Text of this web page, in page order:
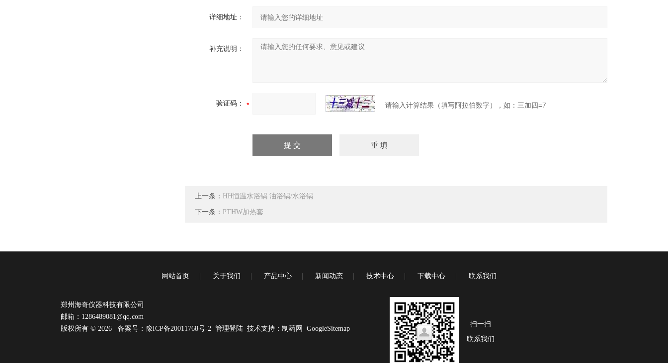
详细地址：
补充说明：
验证码： 请输入计算结果（填写阿拉伯数字），如：三加四=7
上一条： HH恒温水浴锅 油浴锅/水浴锅
下一条： PTHW加热套
网站首页 关于我们 产品中心 新闻动态 技术中心 下载中心 联系我们
郑州海奇仪器科技有限公司
邮箱： 1286489081@qq.com
版权所有 © 2026 备案号：豫ICP备20011768号-2 管理登陆 技术支持： 制药网 GoogleSitemap
扫一扫
联系我们